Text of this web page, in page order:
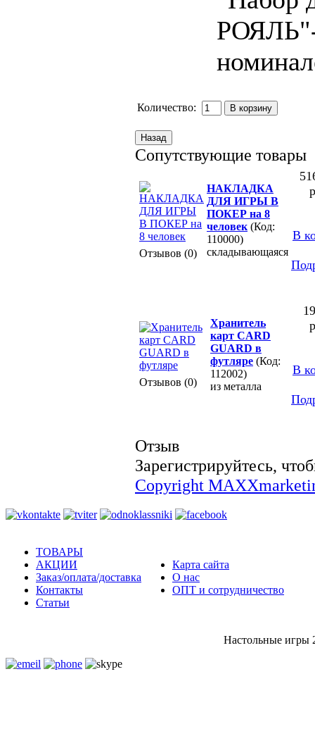
Количество:
Сопутствующие товары
Отзывов (0)
НАКЛАДКА
ДЛЯ ИГРЫ В
ПОКЕР на 8
человек (Код:
110000)
складывающаяся
В
Отзывов (0)
Хранитель
карт CARD
GUARD в
футляре (Код:
112002)
из металла
В
Отзыв
Зарегистрируйтесь,
Copyright
ТОВАРЫ
АКЦИИ
Заказ/оплата/доставка
Контакты
Статьи
Карта сайта
О нас
ОПТ и сотрудничество